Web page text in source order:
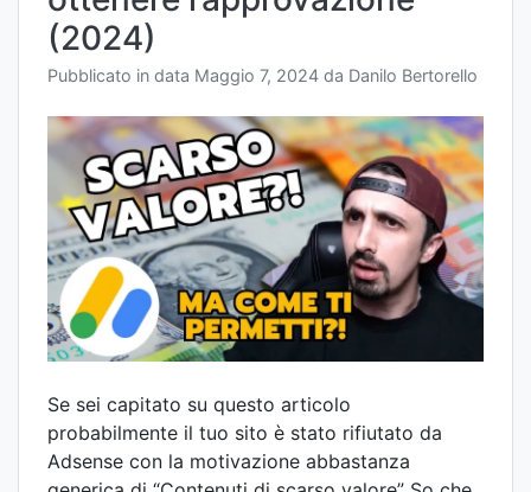
(2024)
Pubblicato in data Maggio 7, 2024 da Danilo Bertorello
Se sei capitato su questo articolo
probabilmente il tuo sito è stato rifiutato da
Adsense con la motivazione abbastanza